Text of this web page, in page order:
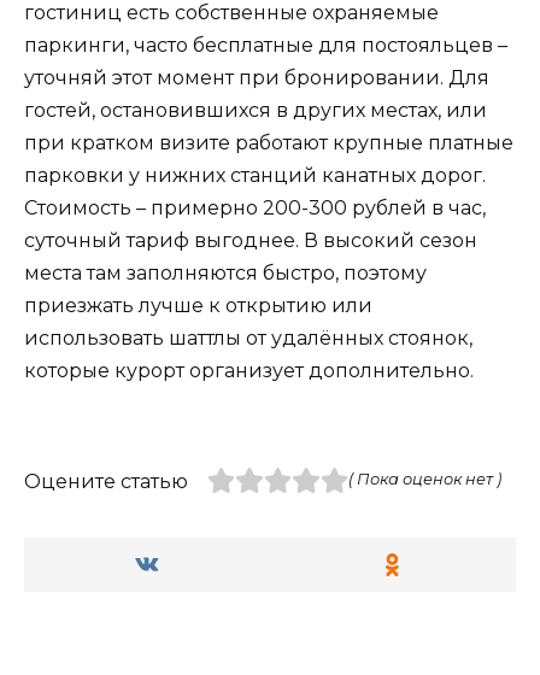
гостиниц есть собственные охраняемые
паркинги, часто бесплатные для постояльцев –
уточняй этот момент при бронировании. Для
гостей, остановившихся в других местах, или
при кратком визите работают крупные платные
парковки у нижних станций канатных дорог.
Стоимость – примерно 200-300 рублей в час,
суточный тариф выгоднее. В высокий сезон
места там заполняются быстро, поэтому
приезжать лучше к открытию или
использовать шаттлы от удалённых стоянок,
которые курорт организует дополнительно.
Оцените статью ( Пока оценок нет )